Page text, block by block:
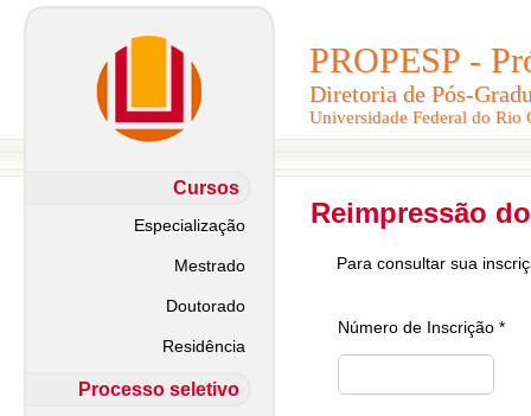
PROPESP -
Diretoria de Pós-
Universidade Federal do Rio
PROPESP -
Diretoria de Pós-
Universidade Federal do Rio
Cursos
Especialização
Mestrado
Doutorado
Residência
Processo seletivo
Reimpressão
Para consultar sua
Número de Inscrição *